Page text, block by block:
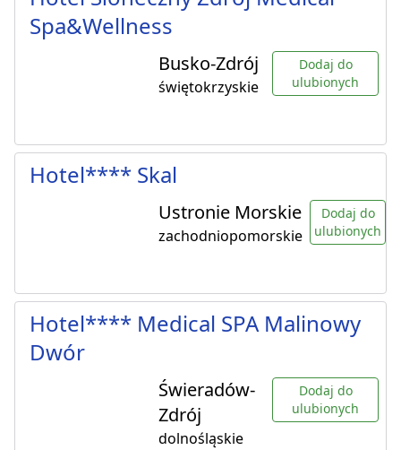
Spa&Wellness
Busko-Zdrój
świętokrzyskie
Dodaj do
ulubionych
Hotel**** Skal
Ustronie Morskie
zachodniopomorskie
Dodaj do
ulubionych
Hotel**** Medical SPA Malinowy
Dwór
Świeradów-
Zdrój
dolnośląskie
Dodaj do
ulubionych